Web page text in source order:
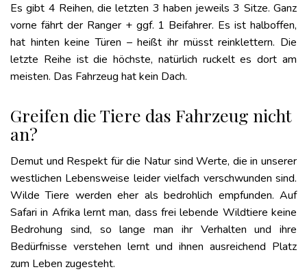
Es gibt 4 Reihen, die letzten 3 haben jeweils 3 Sitze. Ganz
vorne fährt der Ranger + ggf. 1 Beifahrer. Es ist halboffen,
hat hinten keine Türen – heißt ihr müsst reinklettern. Die
letzte Reihe ist die höchste, natürlich ruckelt es dort am
meisten. Das Fahrzeug hat kein Dach.
Greifen die Tiere das Fahrzeug nicht
an?
Demut und Respekt für die Natur sind Werte, die in unserer
westlichen Lebensweise leider vielfach verschwunden sind.
Wilde Tiere werden eher als bedrohlich empfunden. Auf
Safari in Afrika lernt man, dass frei lebende Wildtiere keine
Bedrohung sind, so lange man ihr Verhalten und ihre
Bedürfnisse verstehen lernt und ihnen ausreichend Platz
zum Leben zugesteht.